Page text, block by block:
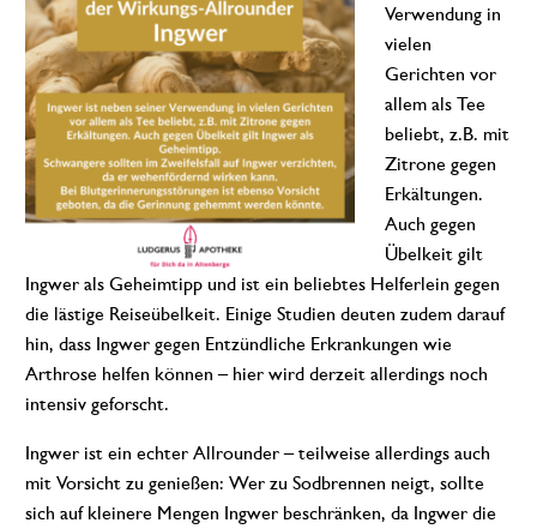
Verwendung in
vielen
Gerichten vor
allem als Tee
beliebt, z.B. mit
Zitrone gegen
Erkältungen.
Auch gegen
Übelkeit gilt
Ingwer als Geheimtipp und ist ein beliebtes Helferlein gegen
die lästige Reiseübelkeit. Einige Studien deuten zudem darauf
hin, dass Ingwer gegen Entzündliche Erkrankungen wie
Arthrose helfen können – hier wird derzeit allerdings noch
intensiv geforscht.
Ingwer ist ein echter Allrounder – teilweise allerdings auch
mit Vorsicht zu genießen: Wer zu Sodbrennen neigt, sollte
sich auf kleinere Mengen Ingwer beschränken, da Ingwer die